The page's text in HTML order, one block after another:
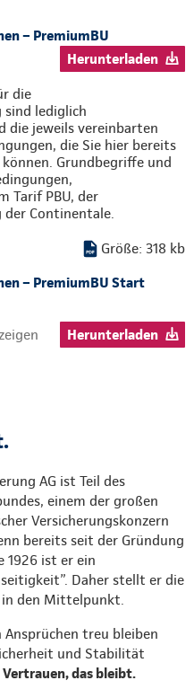
– PremiumBU
Herunterladen
die
sind lediglich
die jeweils vereinbarten
die Sie hier bereits
Grundbegriffe und
Tarif PBU, der
der Continentale.
Größe: 318 kb
– PremiumBU Start
Herunterladen
AG ist Teil des
einem der großen
Versicherungskonzern
bereits seit der Gründung
1926 ist er ein
Daher stellt er die
in den Mittelpunkt.
Ansprüchen treu bleiben
und Stabilität
Vertrauen, das bleibt.